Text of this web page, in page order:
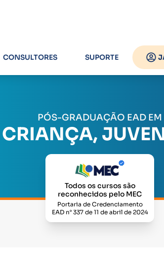
CONSULTORES SUPORTE
PÓS-GRADUAÇÃO EAD EM
Todos os cursos são
reconhecidos pelo MEC
Portaria de Credenciamento
EAD n° 337 de 11 de abril de 2024